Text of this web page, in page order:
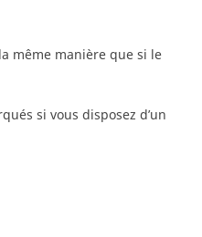
même manière que si le
si vous disposez d’un